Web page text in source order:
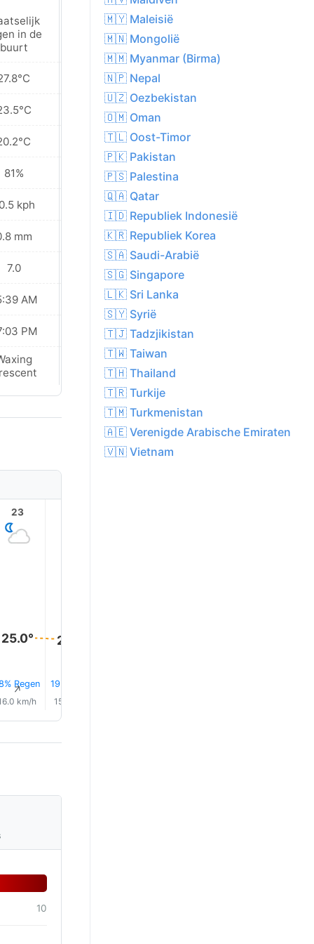
in de
buurt
81%
kph
mm
7.0
AM
PM
Nevel
29.8°C
24.5°C
19.4°C
82%
10.4 kph
0.1 mm
7.0
05:40 AM
07:02 PM
Waxing
Crescent
23
25.0°
Regen
↑
km/h
24.0°
19% Regen
15.0 km/h
10
🇲🇾 Maleisië
🇲🇳 Mongolië
🇲🇲 Myanmar (Birma)
🇳🇵 Nepal
🇺🇿 Oezbekistan
🇴🇲 Oman
🇹🇱 Oost-Timor
🇵🇰 Pakistan
🇵🇸 Palestina
🇶🇦 Qatar
🇮🇩 Republiek Indonesië
🇰🇷 Republiek Korea
🇸🇦 Saudi-Arabië
🇸🇬 Singapore
🇱🇰 Sri Lanka
🇸🇾 Syrië
🇹🇯 Tadzjikistan
🇹🇼 Taiwan
🇹🇭 Thailand
🇹🇷 Turkije
🇹🇲 Turkmenistan
🇦🇪 Verenigde Arabische Emiraten
🇻🇳 Vietnam